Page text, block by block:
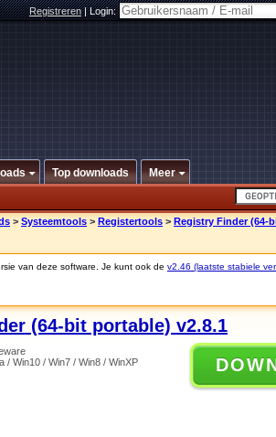
Registreren|Login:
Top downloads Meer
> Systeemtools > Registertools > Registry Finder (64-
van deze software. Je kunt ook de v2.46 (laatste stabiele
(64-bit portable) v2.8.1
/ Win10 / Win7 / Win8 / WinXP